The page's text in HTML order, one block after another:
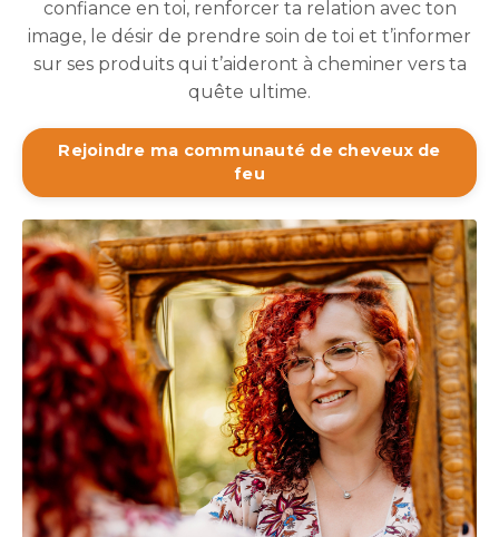
confiance en toi, renforcer ta relation avec ton
image, le désir de prendre soin de toi et t’informer
sur ses produits qui t’aideront à cheminer vers ta
quête ultime.
Rejoindre ma communauté de cheveux de
feu